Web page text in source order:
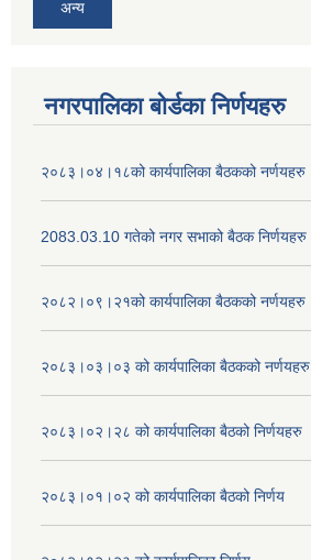
अन्य
नगरपालिका बोर्डका निर्णयहरु
२०८३।०४।१८को कार्यपालिका बैठकको नर्णयहरु
2083.03.10 गतेको नगर सभाको बैठक निर्णयहरु
२०८२।०९।२१को कार्यपालिका बैठकको नर्णयहरु
२०८३।०३।०३ को कार्यपालिका बैठकको नर्णयहरु
२०८३।०२।२८ को कार्यपालिका बैठको निर्णयहरु
२०८३।०१।०२ को कार्यपालिका बैठको निर्णय